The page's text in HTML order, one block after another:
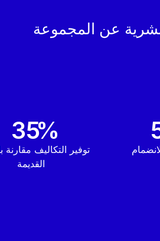
عن المجموعة
35%
توفير التكاليف مقارنة
القديمة